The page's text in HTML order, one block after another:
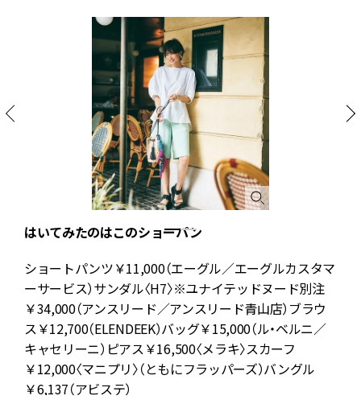
はいてみたのはこのショーパン
ショートパンツ￥11,000（エーグル／エーグルカスタマ
ーサービス）サンダル〈H7〉※ユナイテッドヌード別注
￥34,000（アンスリード／アンスリード青山店）ブラウ
ス￥12,700（ELENDEEK）バッグ￥15,000（ル・ベルニ／
キャセリーニ）ピアス￥16,500〈メラキ〉スカーフ
￥12,000〈マニプリ〉（ともにフラッパーズ）バングル
￥6,137（アビステ）